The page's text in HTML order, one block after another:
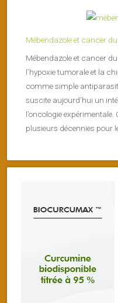
Mébendazole et cancer
Mébendazole et cancer
l’hypoxie tumorale et la
comme simple
suscite aujourd’hui un
l’oncologie
plusieurs décennies pour